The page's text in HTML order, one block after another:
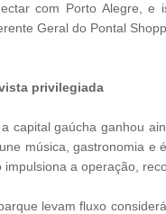
com Porto Alegre, e
Geral do Pontal
privilegiada
capital gaúcha ganhou
música, gastronomia
a operação,
levam fluxo